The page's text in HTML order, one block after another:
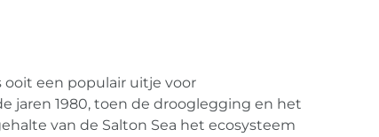
ooit een populair uitje voor
jaren 1980, toen de drooglegging en het
van de Salton Sea het ecosysteem